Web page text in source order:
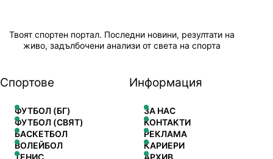
Твоят спортен портал. Последни новини, резултати на
живо, задълбочени анализи от света на спорта
Спортове
ФУТБОЛ (БГ)
ФУТБОЛ (СВЯТ)
БАСКЕТБОЛ
ВОЛЕЙБОЛ
ТЕНИС
Информация
ЗА НАС
КОНТАКТИ
РЕКЛАМА
КАРИЕРИ
АРХИВ